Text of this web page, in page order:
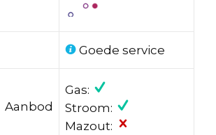
Goede service
Aanbod
Gas:
Stroom:
Mazout: